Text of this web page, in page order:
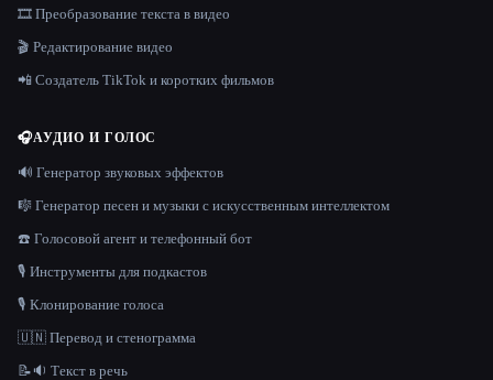
🎞️ Преобразование текста в видео
🎬 Редактирование видео
📲 Создатель TikTok и коротких фильмов
🎧АУДИО И ГОЛОС
🔊 Генератор звуковых эффектов
🎼 Генератор песен и музыки с искусственным интеллектом
☎️ Голосовой агент и телефонный бот
🎙️ Инструменты для подкастов
🎙️ Клонирование голоса
🇺🇳 Перевод и стенограмма
📝🔉 Текст в речь